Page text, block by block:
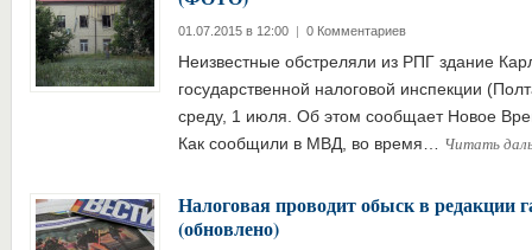
01.07.2015 в 12:00 | 0 Комментариев
Неизвестные обстреляли из РПГ здание
государственной налоговой инспекции
среду, 1 июля. Об этом сообщает Новое
Как сообщили в МВД, во время… Читать
Налоговая проводит обыск в редакции
(обновлено)